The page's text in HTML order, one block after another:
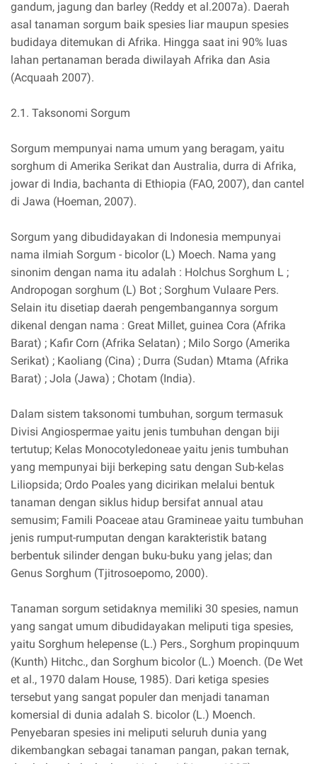
gandum, jagung dan barley (Reddy et al.2007a). Daerah
asal tanaman sorgum baik spesies liar maupun spesies
budidaya ditemukan di Afrika. Hingga saat ini 90% luas
lahan pertanaman berada diwilayah Afrika dan Asia
(Acquaah 2007).
2.1. Taksonomi Sorgum
Sorgum mempunyai nama umum yang beragam, yaitu
sorghum di Amerika Serikat dan Australia, durra di Afrika,
jowar di India, bachanta di Ethiopia (FAO, 2007), dan cantel
di Jawa (Hoeman, 2007).
Sorgum yang dibudidayakan di Indonesia mempunyai
nama ilmiah Sorgum - bicolor (L) Moech. Nama yang
sinonim dengan nama itu adalah : Holchus Sorghum L ;
Andropogan sorghum (L) Bot ; Sorghum Vulaare Pers.
Selain itu disetiap daerah pengembangannya sorgum
dikenal dengan nama : Great Millet, guinea Cora (Afrika
Barat) ; Kafir Corn (Afrika Selatan) ; Milo Sorgo (Amerika
Serikat) ; Kaoliang (Cina) ; Durra (Sudan) Mtama (Afrika
Barat) ; Jola (Jawa) ; Chotam (India).
Dalam sistem taksonomi tumbuhan, sorgum termasuk
Divisi Angiospermae yaitu jenis tumbuhan dengan biji
tertutup; Kelas Monocotyledoneae yaitu jenis tumbuhan
yang mempunyai biji berkeping satu dengan Sub-kelas
Liliopsida; Ordo Poales yang dicirikan melalui bentuk
tanaman dengan siklus hidup bersifat annual atau
semusim; Famili Poaceae atau Gramineae yaitu tumbuhan
jenis rumput-rumputan dengan karakteristik batang
berbentuk silinder dengan buku-buku yang jelas; dan
Genus Sorghum (Tjitrosoepomo, 2000).
Tanaman sorgum setidaknya memiliki 30 spesies, namun
yang sangat umum dibudidayakan meliputi tiga spesies,
yaitu Sorghum helepense (L.) Pers., Sorghum propinquum
(Kunth) Hitchc., dan Sorghum bicolor (L.) Moench. (De Wet
et al., 1970 dalam House, 1985). Dari ketiga spesies
tersebut yang sangat populer dan menjadi tanaman
komersial di dunia adalah S. bicolor (L.) Moench.
Penyebaran spesies ini meliputi seluruh dunia yang
dikembangkan sebagai tanaman pangan, pakan ternak,